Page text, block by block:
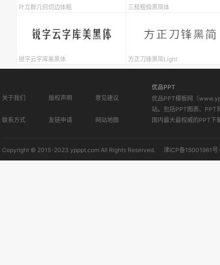
叶立群几何切边体粗 三极粗极黑简体
锐字云字库美黑体 方正刀锋黑简Light
关于我们 版权声明 意见建议
联系方式 友链申请 网站地图
优品PPT
优品PPT模板网（
站。包括PPT图表、PPT
国内最大最权威的PPT下
Copyright © 2015-2023 ypppt.com All Rights Reserved. 津ICP备15001961号